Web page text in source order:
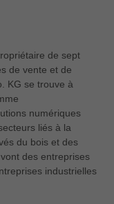
de sept
de vente et de
KG se trouve à
numériques
liés à la
du bois et des
des entreprises
industrielles